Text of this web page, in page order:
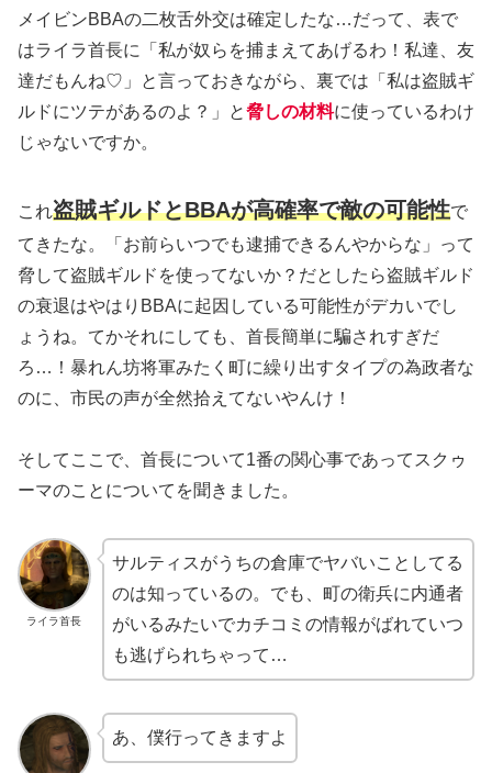
メイビンBBAの二枚舌外交は確定したな…だって、表で
はライラ首長に「私が奴らを捕まえてあげるわ！私達、友
達だもんね♡」と言っておきながら、裏では「私は盗賊ギ
ルドにツテがあるのよ？」と脅しの材料に使っているわけ
じゃないですか。
これ盗賊ギルドとBBAが高確率で敵の可能性で
てきたな。「お前らいつでも逮捕できるんやからな」って
脅して盗賊ギルドを使ってないか？だとしたら盗賊ギルド
の衰退はやはりBBAに起因している可能性がデカいでし
ょうね。てかそれにしても、首長簡単に騙されすぎだ
ろ…！暴れん坊将軍みたく町に繰り出すタイプの為政者な
のに、市民の声が全然拾えてないやんけ！
そしてここで、首長について1番の関心事であってスクゥ
ーマのことについてを聞きました。
ライラ首長
サルティスがうちの倉庫でヤバいことしてる
のは知っているの。でも、町の衛兵に内通者
がいるみたいでカチコミの情報がばれていつ
も逃げられちゃって…
あ、僕行ってきますよ